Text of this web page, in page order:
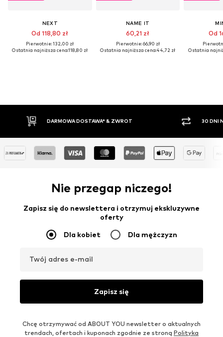
NEXT
Od 118,80 zł
Pierwotnie: 132,00 zł
Ostatnia najniższa cena:118,80 zł
NAME IT
60,21 zł
Pierwotnie: 66,90 zł
Ostatnia najniższa cena:44,72 zł
Od
Ostatnia
30 DNI NA ZWROT TOWARU
Nie przegap niczego!
Zapisz się do newslettera i otrzymuj ekskluzywne
oferty
Dla kobiet Dla mężczyzn
Twój adres e-mail
Zapisz się
Chcę otrzymywać od ABOUT YOU newsletter o aktualnych
trendach, ofertach i kuponach zgodnie ze stroną Polityka